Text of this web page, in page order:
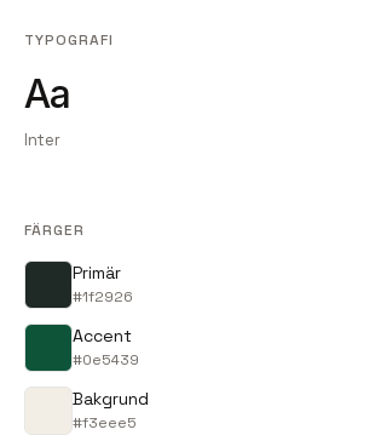
TYPOGRAFI
Aa
Inter
FÄRGER
Primär
#1f2926
Accent
#0e5439
Bakgrund
#f3eee5